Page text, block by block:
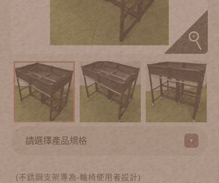
(不銹鋼支架專為-輪椅使用者設計)